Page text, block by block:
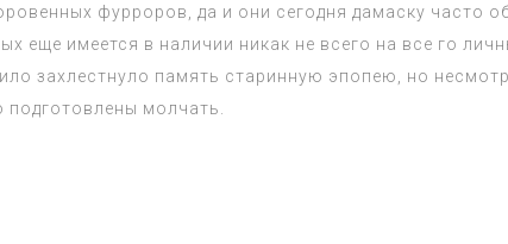
фурроров, да и они сегодня дамаску часто
еще имеется в наличии никак не всего на все го
захлестнуло память старинную эпопею, но
молчать.